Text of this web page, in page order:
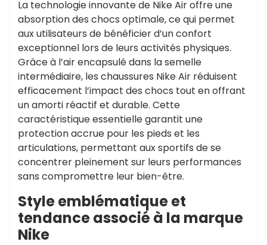
La technologie innovante de Nike Air offre une
absorption des chocs optimale, ce qui permet
aux utilisateurs de bénéficier d’un confort
exceptionnel lors de leurs activités physiques.
Grâce à l’air encapsulé dans la semelle
intermédiaire, les chaussures Nike Air réduisent
efficacement l’impact des chocs tout en offrant
un amorti réactif et durable. Cette
caractéristique essentielle garantit une
protection accrue pour les pieds et les
articulations, permettant aux sportifs de se
concentrer pleinement sur leurs performances
sans compromettre leur bien-être.
Style emblématique et
tendance associé à la marque
Nike